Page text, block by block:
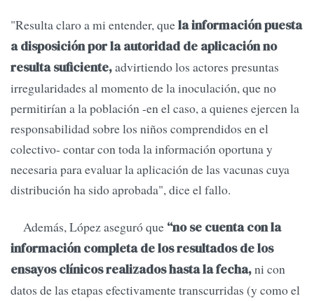
"Resulta claro a mi entender, quela información puesta
a disposición por la autoridad de aplicación no
resulta suficiente,advirtiendo los actores presuntas
irregularidades al momento de la inoculación, que no
permitirían a la población -en el caso, a quienes ejercen la
responsabilidad sobre los niños comprendidos en el
colectivo- contar con toda la información oportuna y
necesaria para evaluar la aplicación de las vacunas cuya
distribución ha sido aprobada", dice el fallo.
Además, López aseguró que “no se cuenta con la
información completa de los resultados de los
ensayos clínicos realizados hasta la fecha,ni con
datos de las etapas efectivamente transcurridas (y como el